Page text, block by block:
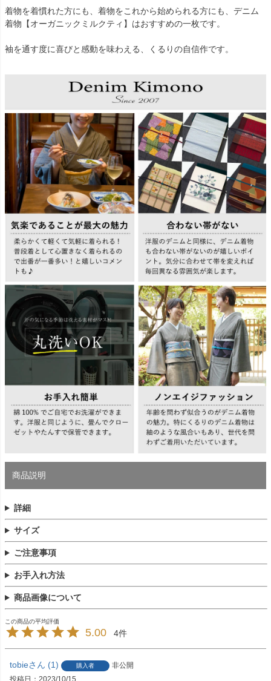
着物を着慣れた方にも、着物をこれから始められる方にも、デニム
着物【オーガニックミルクティ】はおすすめの一枚です。
袖を通す度に喜びと感動を味わえる、くるりの自信作です。
商品説明
詳細
サイズ
ご注意事項
お手入れ方法
商品画像について
5.00 4
tobie 1 購入者
非公開
投稿日
2023/10/15